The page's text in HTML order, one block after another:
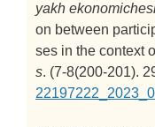
yakh
on between
ses in the context
s. (7-8(200-201).